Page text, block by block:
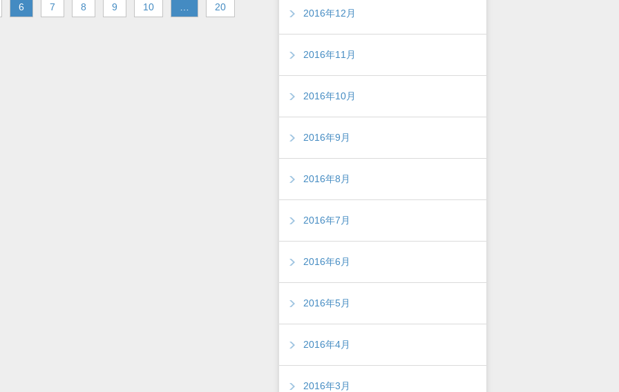
6 7 8 9 10 20
2016年12月
2016年11月
2016年10月
2016年9月
2016年8月
2016年7月
2016年6月
2016年5月
2016年4月
2016年3月